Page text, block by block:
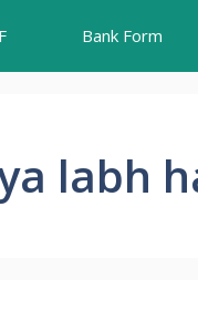
Bank Form
labh